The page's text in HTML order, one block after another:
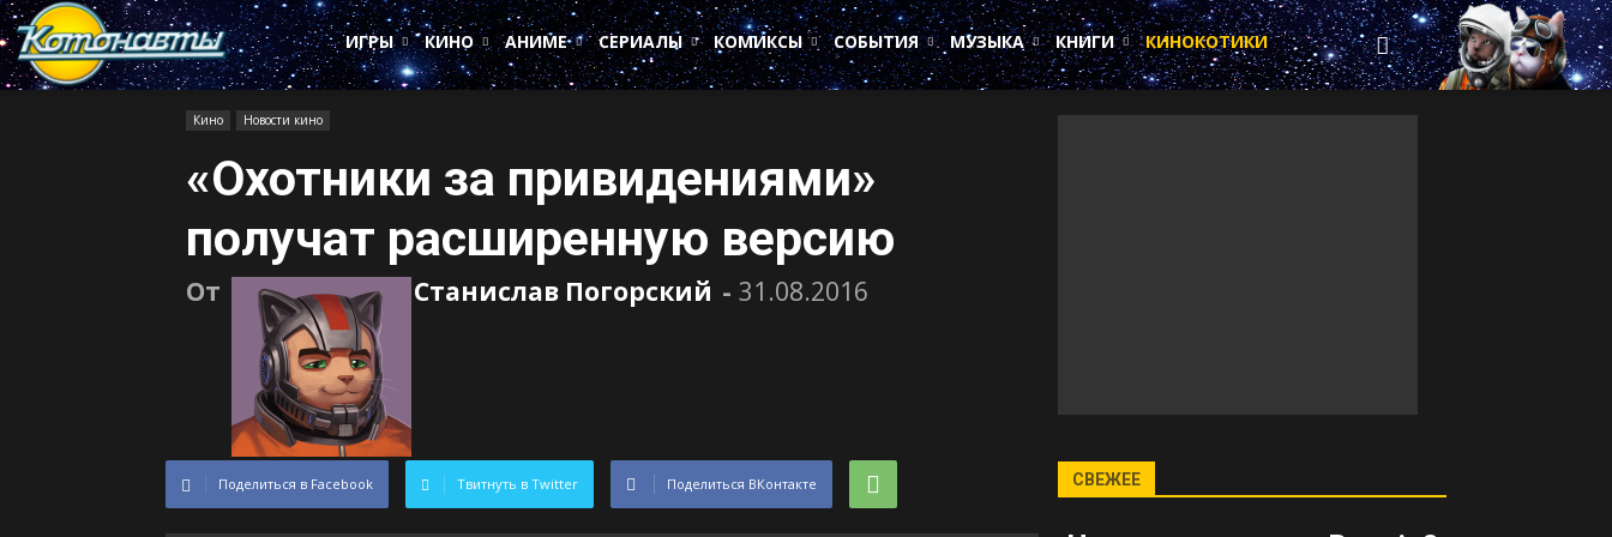
Котонавты
ИГРЫ
КИНО АНИМЕ СЕРИАЛЫ КОМИКСЫ СОБЫТИЯ МУЗЫКА КНИГИ КИНОКОТИКИ
Кино Новости кино
«Охотники за привидениями»
получат расширенную версию
От Станислав Погорский - 31.08.2016
Поделиться в Facebook Твитнуть в Twitter Поделиться ВКонтакте СВЕЖЕЕ